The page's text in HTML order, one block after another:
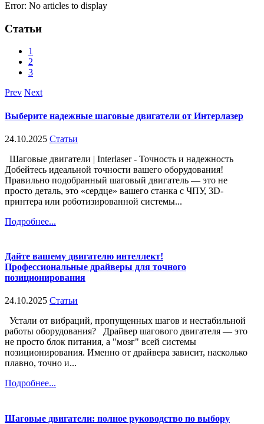
Error: No articles to display
Статьи
1
2
3
Prev Next
Выберите надежные шаговые двигатели от Интерлазер
24.10.2025 Статьи
Шаговые двигатели | Interlaser - Точность и надежность
Добейтесь идеальной точности вашего оборудования!
Правильно подобранный шаговый двигатель — это не
просто деталь, это «сердце» вашего станка с ЧПУ, 3D-
принтера или роботизированной системы...
Подробнее...
Дайте вашему двигателю интеллект!
Профессиональные драйверы для точного
позиционирования
24.10.2025 Статьи
Устали от вибраций, пропущенных шагов и нестабильной
работы оборудования? Драйвер шагового двигателя — это
не просто блок питания, а "мозг" всей системы
позиционирования. Именно от драйвера зависит, насколько
плавно, точно и...
Подробнее...
Шаговые двигатели: полное руководство по выбору